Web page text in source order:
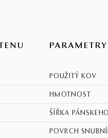
POUŽITÝ KOV
HMOTNOST
ŠÍŘKA
POVRCH